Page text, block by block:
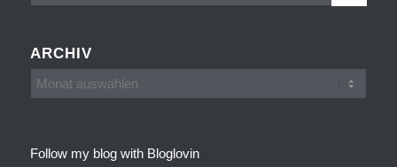
ARCHIV
Follow my blog with Bloglovin